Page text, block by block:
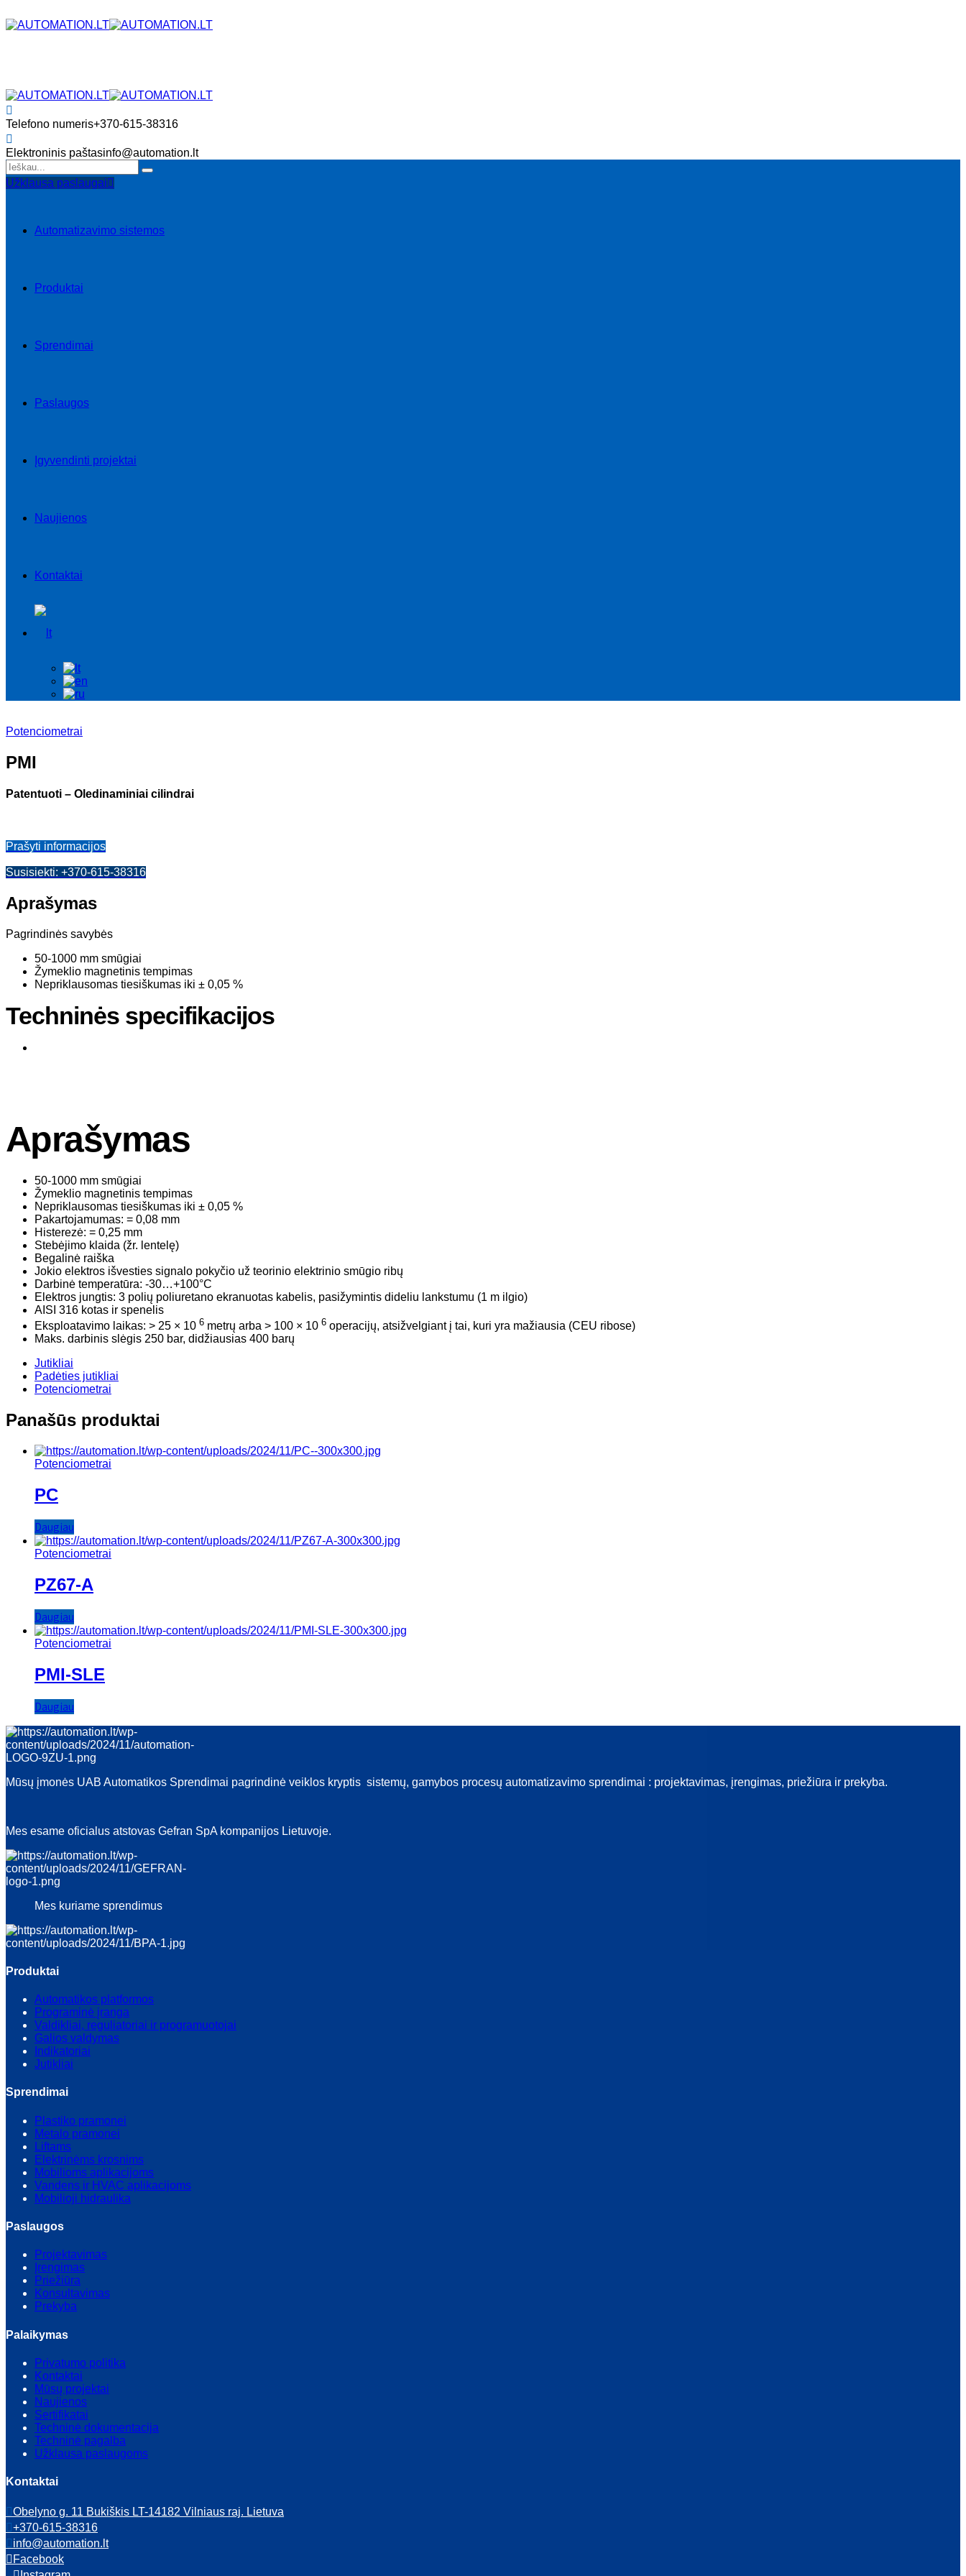
Telefono numeris+370-615-38316
Elektroninis paštasinfo@automation.lt
Užklausa paslaugai
Automatizavimo sistemos
Produktai
Sprendimai
Paslaugos
Įgyvendinti projektai
Naujienos
Kontaktai
Potenciometrai
PMI
Patentuoti – Oledinaminiai cilindrai
Prašyti informacijos
Susisiekti: +370-615-38316
Aprašymas
Pagrindinės savybės
50-1000 mm smūgiai
Žymeklio magnetinis tempimas
Nepriklausomas tiesiškumas iki ± 0,05 %
Techninės specifikacijos
Aprašymas
50-1000 mm smūgiai
Žymeklio magnetinis tempimas
Nepriklausomas tiesiškumas iki ± 0,05 %
Pakartojamumas: = 0,08 mm
Histerezė: = 0,25 mm
Stebėjimo klaida (žr. lentelę)
Begalinė raiška
Jokio elektros išvesties signalo pokyčio už teorinio elektrinio smūgio ribų
Darbinė temperatūra: -30…+100°C
Elektros jungtis: 3 polių poliuretano ekranuotas kabelis, pasižymintis dideliu lankstumu (1 m ilgio)
AISI 316 kotas ir spenelis
Eksploatavimo laikas: > 25 × 10 6 metrų arba > 100 × 10 6 operacijų, atsižvelgiant į tai, kuri yra mažiausia (CEU ribose)
Maks. darbinis slėgis 250 bar, didžiausias 400 barų
Jutikliai
Padėties jutikliai
Potenciometrai
Panašūs produktai
Potenciometrai
PC
Daugiau
Potenciometrai
PZ67-A
Daugiau
Potenciometrai
PMI-SLE
Daugiau
Mūsų įmonės UAB Automatikos Sprendimai pagrindinė veiklos kryptis sistemų, gamybos procesų automatizavimo sprendimai : projektavimas, įrengimas, priežiūra ir prekyba.
Mes esame oficialus atstovas Gefran SpA kompanijos Lietuvoje.
Mes kuriame sprendimus
Produktai
Automatikos platformos
Programinė įranga
Valdikliai, reguliatoriai ir programuotojai
Galios valdymas
Indikatoriai
Jutikliai
Sprendimai
Plastiko pramonei
Metalo pramonei
Liftams
Elektrinėms krosnims
Mobilioms aplikacijoms
Vandens ir HVAC aplikacijoms
Mobilioji hidraulika
Paslaugos
Projektavimas
Įrengimas
Priežiūra
Konsultavimas
Prekyba
Palaikymas
Privatumo politika
Kontaktai
Mūsų projektai
Naujienos
Sertifikatai
Techninė dokumentacija
Techninė pagalba
Užklausa paslaugoms
Kontaktai
Obelyno g. 11 Bukiškis LT-14182 Vilniaus raj. Lietuva
+370-615-38316
info@automation.lt
Facebook